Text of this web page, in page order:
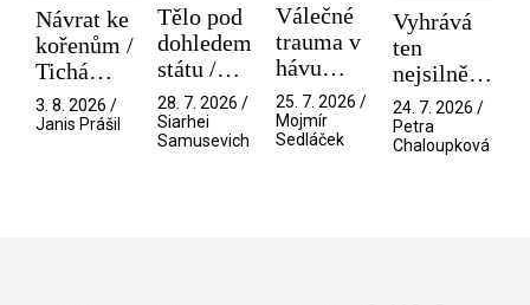
Návrat ke
kořenům /
Tichá
přítelkyně
3. 8. 2026 /
Janis Prášil
Tělo pod
dohledem
státu /
Pramen
28. 7. 2026 /
Siarhei
Samusevich
Válečné
trauma v
hávu
spektáklu
/ Odyssea
25. 7. 2026 /
Mojmír
Sedláček
Vyhrává
ten
nejsilnější
/ V nitru
manosféry
24. 7. 2026 /
Petra
Chaloupková